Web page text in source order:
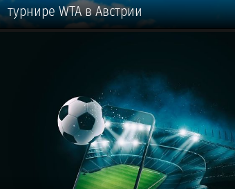
турнире WTA в Австрии
🥎 #ТЕННИС